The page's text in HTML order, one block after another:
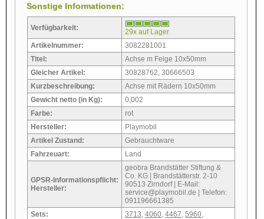
Sonstige Informationen:
Verfügbarkeit:
29x auf Lager
Artikelnummer:
3082281001
Titel:
Achse m Felge 10x50mm
Gleicher Artikel:
30828762, 30666503
Kurzbeschreibung:
Achse mit Rädern 10x50mm
Gewicht netto (in Kg):
0,002
Farbe:
rot
Hersteller:
Playmobil
Artikel Zustand:
Gebrauchtware
Fahrzeuart:
Land
GPSR-Informationspflicht:
Hersteller:
geobra Brandstätter Stiftung &
Co. KG | Brandstätterstr. 2-10
90513 Zirndorf | E-Mail:
service@playmobil.de | Telefon:
091196661385
Sets:
3713 4060 4467 5960